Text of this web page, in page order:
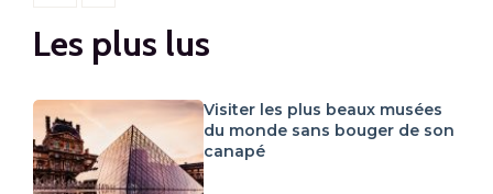
Les plus lus
Visiter les plus beaux musées
du monde sans bouger de son
canapé